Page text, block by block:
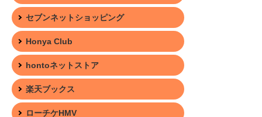
セブンネットショッピング
Honya Club
hontoネットストア
楽天ブックス
ローチケHMV